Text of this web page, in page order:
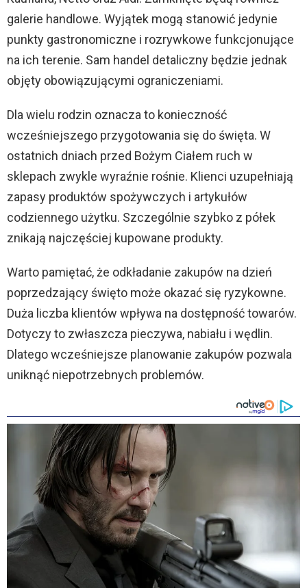
galerie handlowe. Wyjątek mogą stanowić jedynie
punkty gastronomiczne i rozrywkowe funkcjonujące
na ich terenie. Sam handel detaliczny będzie jednak
objęty obowiązującymi ograniczeniami.
Dla wielu rodzin oznacza to konieczność
wcześniejszego przygotowania się do święta. W
ostatnich dniach przed Bożym Ciałem ruch w
sklepach zwykle wyraźnie rośnie. Klienci uzupełniają
zapasy produktów spożywczych i artykułów
codziennego użytku. Szczególnie szybko z półek
znikają najczęściej kupowane produkty.
Warto pamiętać, że odkładanie zakupów na dzień
poprzedzający święto może okazać się ryzykowne.
Duża liczba klientów wpływa na dostępność towarów.
Dotyczy to zwłaszcza pieczywa, nabiału i wędlin.
Dlatego wcześniejsze planowanie zakupów pozwala
uniknąć niepotrzebnych problemów.